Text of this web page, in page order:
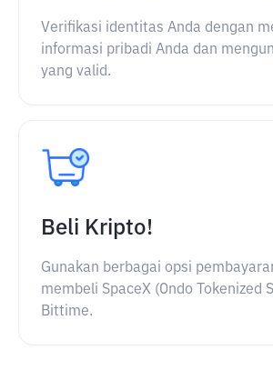
Verifikasi identitas Anda dengan
informasi pribadi Anda dan
yang valid.
Beli Kripto!
Gunakan berbagai opsi
membeli SpaceX (Ondo Tokenized
Bittime.